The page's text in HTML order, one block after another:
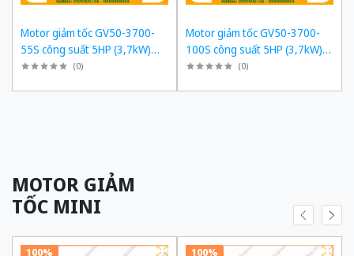
Motor giảm tốc GV50-3700-
55S công suất 5HP (3,7kW)
1/55 kiểu lắp Mặt bích
(0)
Motor giảm tốc GV50-3700-
100S công suất 5HP (3,7kW)
1/100 kiểu lắp Mặt bích
(0)
MOTOR GIẢM
TỐC MINI
100% 100%